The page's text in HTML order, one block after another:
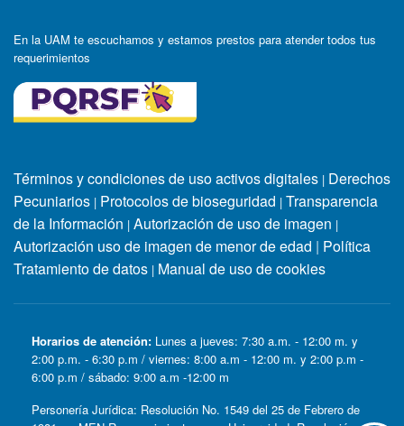
En la UAM te escuchamos y estamos prestos para atender todos tus
requerimientos
Términos y condiciones de uso activos digitales | Derechos
Pecuniarios | Protocolos de bioseguridad | Transparencia
de la Información | Autorización de uso de imagen |
Autorización uso de imagen de menor de edad | Política
Tratamiento de datos | Manual de uso de cookies
Horarios de atención: Lunes a jueves: 7:30 a.m. - 12:00 m. y
2:00 p.m. - 6:30 p.m / viernes: 8:00 a.m - 12:00 m. y 2:00 p.m -
6:00 p.m / sábado: 9:00 a.m -12:00 m
Personería Jurídica: Resolución No. 1549 del 25 de Febrero de